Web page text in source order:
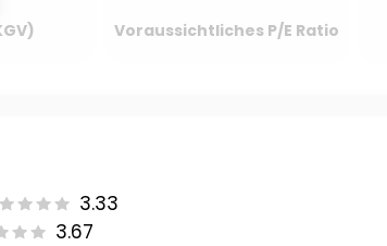
Voraussichtliches P/E Ratio
3.33
3.67